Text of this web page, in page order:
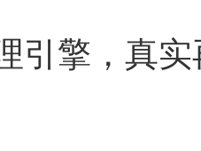
引擎，真